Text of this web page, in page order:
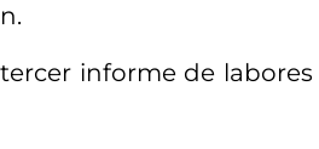
informe de labores